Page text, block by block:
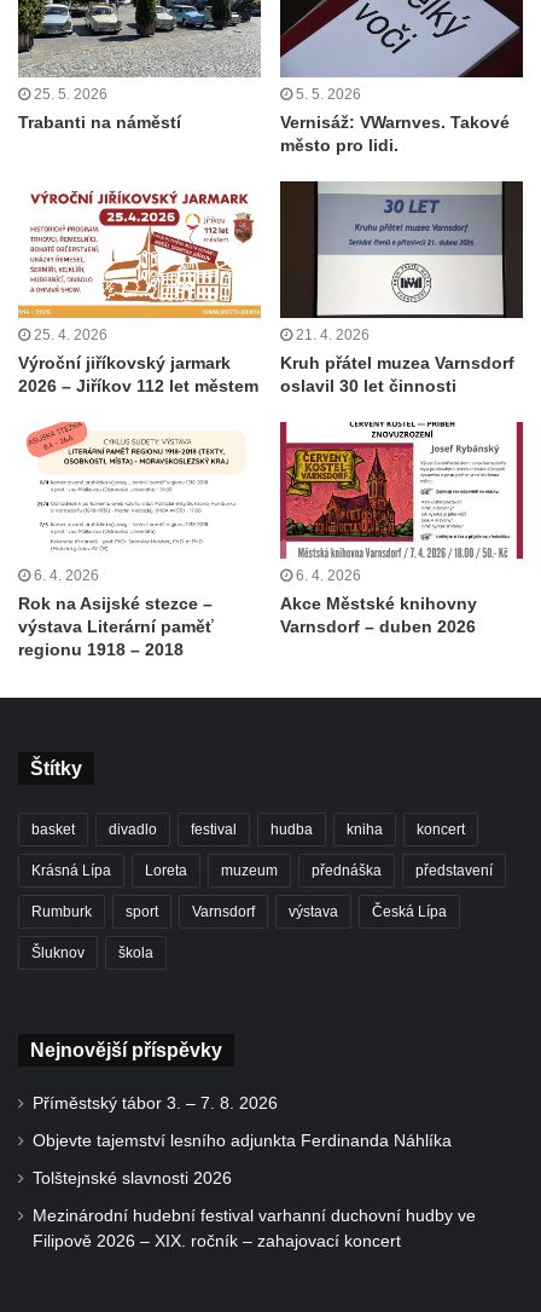
25. 5. 2026
Trabanti na náměstí
5. 5. 2026
Vernisáž: VWarnves. Takové
město pro lidi.
25. 4. 2026
Výroční jiříkovský jarmark
2026 – Jiříkov 112 let městem
21. 4. 2026
Kruh přátel muzea Varnsdorf
oslavil 30 let činnosti
6. 4. 2026
Rok na Asijské stezce –
výstava Literární paměť
regionu 1918 – 2018
6. 4. 2026
Akce Městské knihovny
Varnsdorf – duben 2026
Štítky
basket divadlo festival hudba kniha koncert
Krásná Lípa Loreta muzeum přednáška představení
Rumburk sport Varnsdorf výstava Česká Lípa
Šluknov škola
Nejnovější příspěvky
Příměstský tábor 3. – 7. 8. 2026
Objevte tajemství lesního adjunkta Ferdinanda Náhlíka
Tolštejnské slavnosti 2026
Mezinárodní hudební festival varhanní duchovní hudby ve
Filipově 2026 – XIX. ročník – zahajovací koncert